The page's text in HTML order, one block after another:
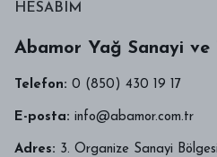
HESABIM
Abamor Yağ Sanayi ve
Telefon: 0 (850) 430 19 17
E-posta: info@abamor.com.tr
Adres: 3. Organize Sanayi